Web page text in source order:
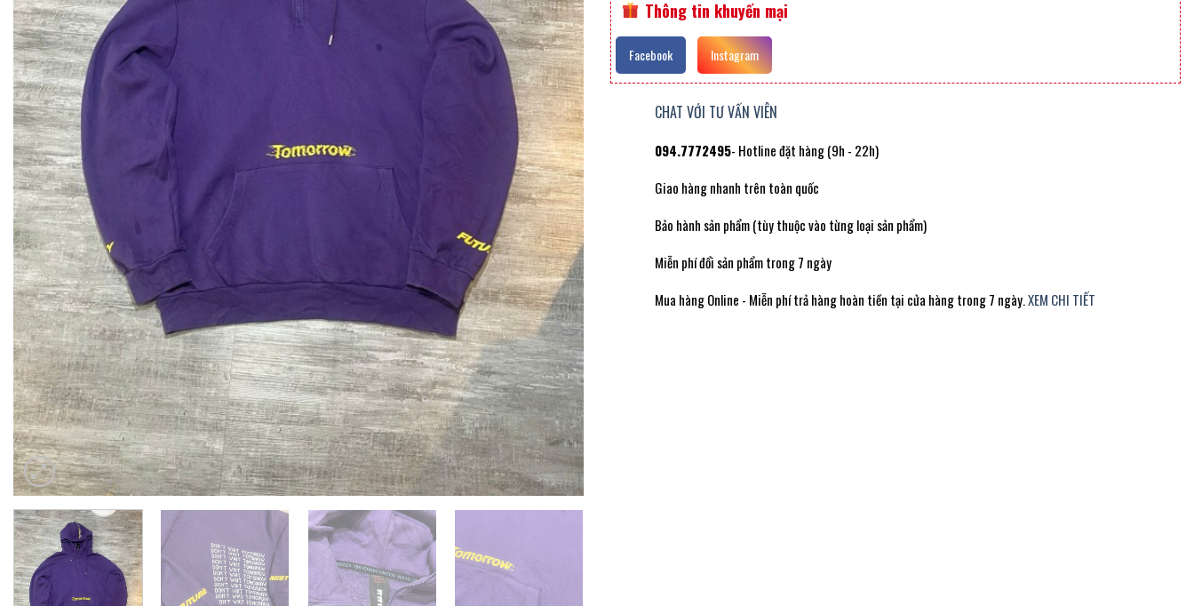
Thông tin khuyến mại
Facebook Instagram
CHAT VỚI TƯ VẤN VIÊN
094.7772495- Hotline đặt hàng (9h - 22h)
Giao hàng nhanh trên toàn quốc
Bảo hành sản phẩm (tùy thuộc vào từng loại sản phẩm)
Miễn phí đổi sản phẩm trong 7 ngày
Mua hàng Online - Miễn phí trả hàng hoàn tiền tại cửa hàng trong 7 ngày.XEM CHI TIẾT